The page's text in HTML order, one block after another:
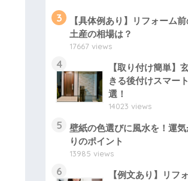
3
【具体例あり】リフォーム
土産の相場は？
17667 views
4
【取り付け簡単】
きる後付けスマー
選！
14023 views
5
壁紙の色選びに風水を！運
りのポイント
13985 views
6
【例文あり】リフ